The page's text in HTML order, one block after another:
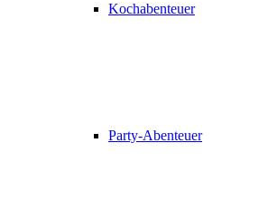
Kochabenteuer
Party-Abenteuer